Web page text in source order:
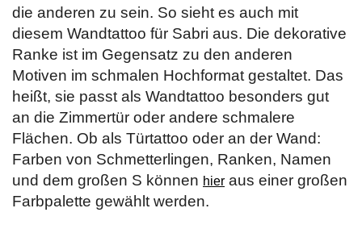
die anderen zu sein. So sieht es auch mit
diesem Wandtattoo für Sabri aus. Die dekorative
Ranke ist im Gegensatz zu den anderen
Motiven im schmalen Hochformat gestaltet. Das
heißt, sie passt als Wandtattoo besonders gut
an die Zimmertür oder andere schmalere
Flächen. Ob als Türtattoo oder an der Wand:
Farben von Schmetterlingen, Ranken, Namen
und dem großen S können hier aus einer großen
Farbpalette gewählt werden.